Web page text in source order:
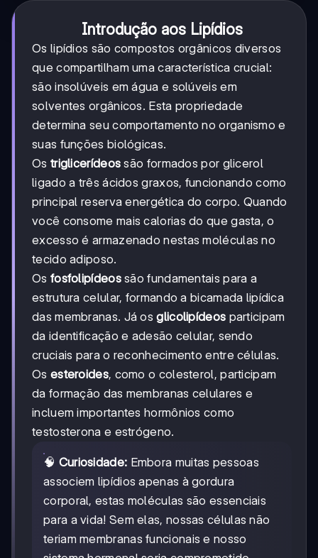
Introdução aos Lipídios
Os lipídios são compostos orgânicos diversos
que compartilham uma característica crucial:
são insolúveis em água e solúveis em
solventes orgânicos. Esta propriedade
determina seu comportamento no organismo e
suas funções biológicas.
Os triglicerídeos são formados por glicerol
ligado a três ácidos graxos, funcionando como
principal reserva energética do corpo. Quando
você consome mais calorias do que gasta, o
excesso é armazenado nestas moléculas no
tecido adiposo.
Os fosfolipídeossão fundamentais para a
estrutura celular, formando a bicamada lipídica
das membranas. Já osglicolipídeos participam
da identificação e adesão celular, sendo
cruciais para o reconhecimento entre células.
Os esteroides, como o colesterol, participam
da formação das membranas celulares e
incluem importantes hormônios como
testosterona e estrógeno.
🧠 Curiosidade: Embora muitas pessoas
associem lipídios apenas à gordura
corporal, estas moléculas são essenciais
para a vida! Sem elas, nossas células não
teriam membranas funcionais e nosso